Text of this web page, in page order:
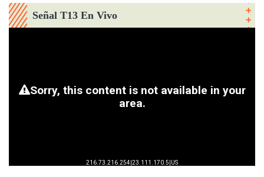
Señal T13 En Vivo